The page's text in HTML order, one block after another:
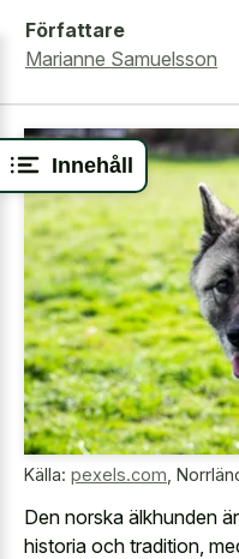
Innehåll
Författare
Marianne Samuelsson
Källa: pexels.com
Den norska älkhunden
historia och tradition,